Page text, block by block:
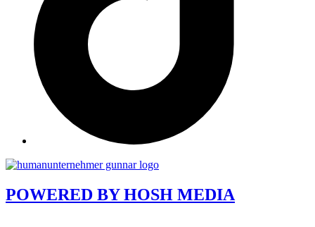
POWERED BYHOSH MEDIA